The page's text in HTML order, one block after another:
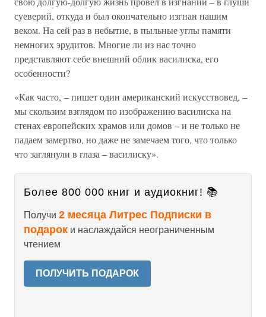
суеверий, откуда и был окончательно изгнан нашим
веком. На сей раз в небытие, в пыльные углы памяти
немногих эрудитов. Многие ли из нас точно
представляют себе внешний облик василиска, его
особенности?
«Как часто, – пишет один американский искусствовед, –
мы скользим взглядом по изображению василиска на
стенах европейских храмов или домов – и не только не
падаем замертво, но даже не замечаем того, что только
что заглянули в глаза – василиску».
Более 800 000 книг и аудиокниг! 📚
Получи 2 месяца Литрес Подписки в
подарок и наслаждайся неограниченным
чтением
ПОЛУЧИТЬ ПОДАРОК